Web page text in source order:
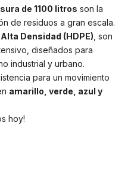
de 1100 litros son la
de residuos a gran escala.
Densidad (HDPE) , son
diseñados para
industrial y urbano.
para un movimiento
amarillo, verde, azul y
hoy!